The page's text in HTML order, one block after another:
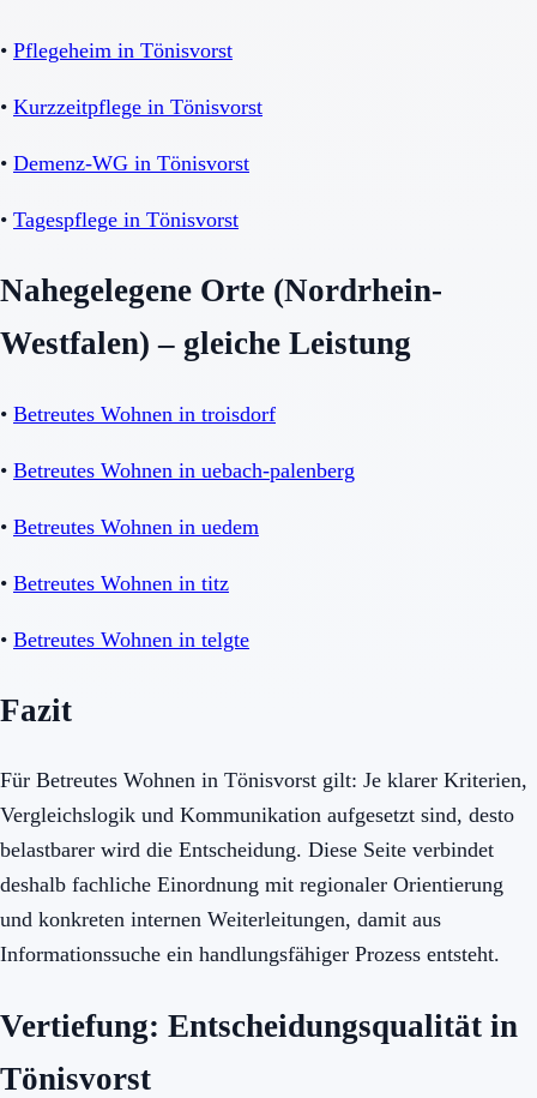
• Pflegeheim in Tönisvorst
• Kurzzeitpflege in Tönisvorst
• Demenz-WG in Tönisvorst
• Tagespflege in Tönisvorst
Nahegelegene Orte (Nordrhein-
Westfalen) – gleiche Leistung
• Betreutes Wohnen in troisdorf
• Betreutes Wohnen in uebach-palenberg
• Betreutes Wohnen in uedem
• Betreutes Wohnen in titz
• Betreutes Wohnen in telgte
Fazit
Für Betreutes Wohnen in Tönisvorst gilt: Je klarer Kriterien,
Vergleichslogik und Kommunikation aufgesetzt sind, desto
belastbarer wird die Entscheidung. Diese Seite verbindet
deshalb fachliche Einordnung mit regionaler Orientierung
und konkreten internen Weiterleitungen, damit aus
Informationssuche ein handlungsfähiger Prozess entsteht.
Vertiefung: Entscheidungsqualität in
Tönisvorst